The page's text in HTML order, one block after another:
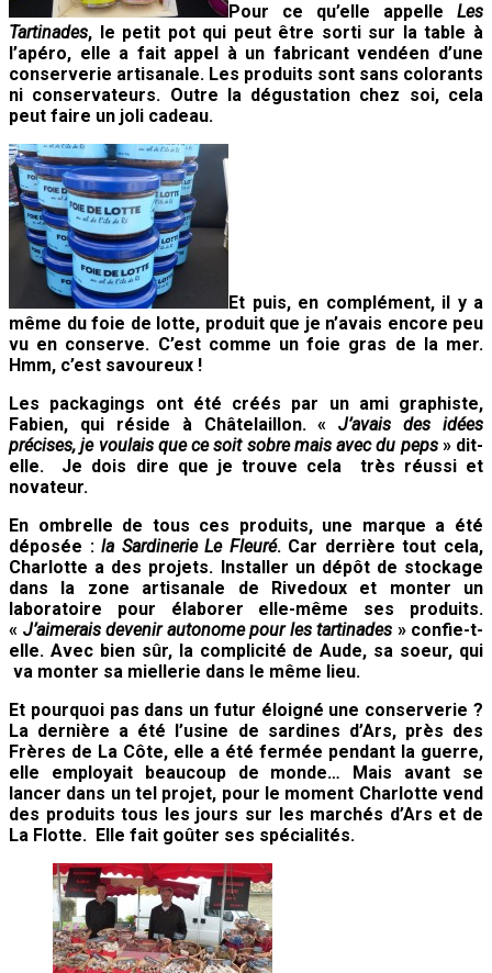
Pour ce qu’elle appelle Les
Tartinades, le petit pot qui peut être sorti sur la table à
l’apéro, elle a fait appel à un fabricant vendéen d’une
conserverie artisanale. Les produits sont sans colorants
ni conservateurs. Outre la dégustation chez soi, cela
peut faire un joli cadeau.
Et puis, en complément, il y a
même du foie de lotte, produit que je n’avais encore peu
vu en conserve. C’est comme un foie gras de la mer.
Hmm, c’est savoureux !
Les packagings ont été créés par un ami graphiste,
Fabien, qui réside à Châtelaillon. «J’avais des idées
précises, je voulais que ce soit sobre mais avec du peps» dit-
elle. Je dois dire que je trouve cela très réussi et
novateur.
En ombrelle de tous ces produits, une marque a été
déposée :la Sardinerie Le Fleuré. Car derrière tout cela,
Charlotte a des projets. Installer un dépôt de stockage
dans la zone artisanale de Rivedoux et monter un
laboratoire pour élaborer elle-même ses produits.
« J’aimerais devenir autonome pour les tartinades » confie-t-
elle. Avec bien sûr, la complicité de Aude, sa soeur, qui
va monter sa miellerie dans le même lieu.
Et pourquoi pas dans un futur éloigné une conserverie ?
La dernière a été l’usine de sardines d’Ars, près des
Frères de La Côte, elle a été fermée pendant la guerre,
elle employait beaucoup de monde… Mais avant se
lancer dans un tel projet, pour le moment Charlotte vend
des produits tous les jours sur les marchés d’Ars et de
La Flotte. Elle fait goûter ses spécialités.